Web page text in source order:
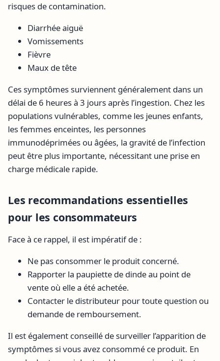
risques de contamination.
Diarrhée aiguë
Vomissements
Fièvre
Maux de tête
Ces symptômes surviennent généralement dans un
délai de 6 heures à 3 jours après l’ingestion. Chez les
populations vulnérables, comme les jeunes enfants,
les femmes enceintes, les personnes
immunodéprimées ou âgées, la gravité de l’infection
peut être plus importante, nécessitant une prise en
charge médicale rapide.
Les recommandations essentielles
pour les consommateurs
Face à ce rappel, il est impératif de :
Ne pas consommer le produit concerné.
Rapporter la paupiette de dinde au point de
vente où elle a été achetée.
Contacter le distributeur pour toute question ou
demande de remboursement.
Il est également conseillé de surveiller l’apparition de
symptômes si vous avez consommé ce produit. En